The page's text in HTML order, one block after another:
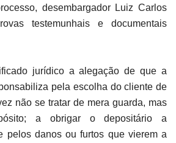
desembargador Luiz Carlos
testemunhais e documentais
jurídico a alegação de que a
pela escolha do cliente de
não se tratar de mera guarda, mas
a obrigar o depositário a
pelos danos ou furtos que vierem a